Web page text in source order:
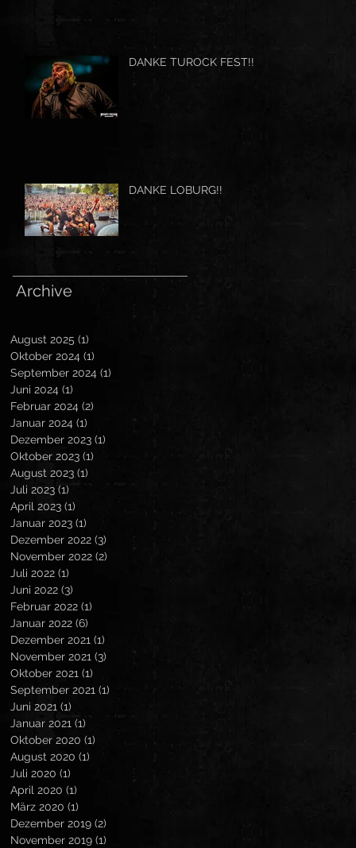
DANKE TUROCK FEST!!
DANKE LOBURG!!
Archive
August 2025 (1)
Oktober 2024 (1)
September 2024 (1)
Juni 2024 (1)
Februar 2024 (2)
Januar 2024 (1)
Dezember 2023 (1)
Oktober 2023 (1)
August 2023 (1)
Juli 2023 (1)
April 2023 (1)
Januar 2023 (1)
Dezember 2022 (3)
November 2022 (2)
Juli 2022 (1)
Juni 2022 (3)
Februar 2022 (1)
Januar 2022 (6)
Dezember 2021 (1)
November 2021 (3) 3 Beiträge
Oktober 2021 (1)
September 2021 (1) 1 Beitrag
Juni 2021 (1)
Januar 2021 (1)
Oktober 2020 (1)
August 2020 (1)
Juli 2020 (1)
April 2020 (1)
März 2020 (1)
Dezember 2019 (2)
November 2019 (1)